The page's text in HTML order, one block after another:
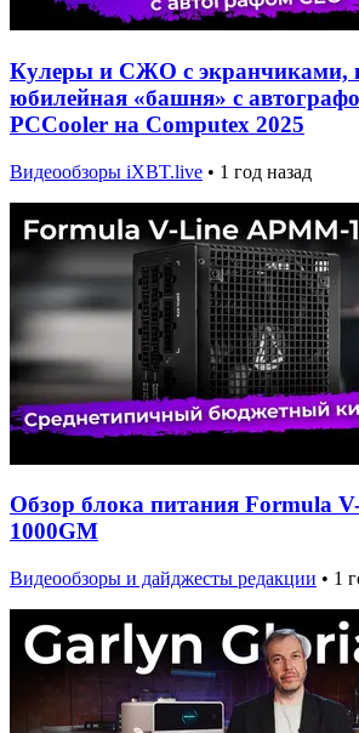
Кулеры и СЖО с экранчиками,
юбилейная «башня» с
PCCooler на Computex 2025
Видеообзоры iXBT.live • 1 год назад
Обзор блока питания Formula
1000GM
Видеообзоры и дайджесты редакции • 1